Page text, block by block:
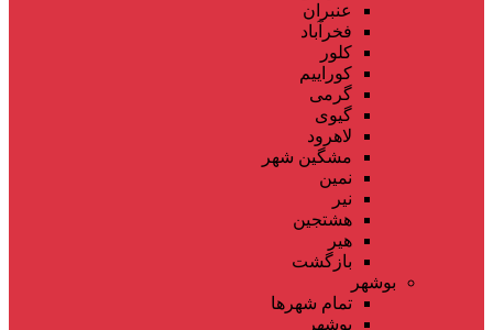
عنبران
فخرآباد
کلور
کوراییم
گرمی
گیوی
لاهرود
مشگین شهر
نمین
نیر
هشتجین
هیر
بازگشت
بوشهر
تمام شهر‌ها
بوشهر